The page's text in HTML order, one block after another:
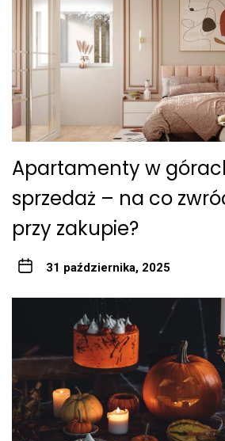
Apartamenty w
sprzedaż – na co
przy zakupie?
31 października, 2025